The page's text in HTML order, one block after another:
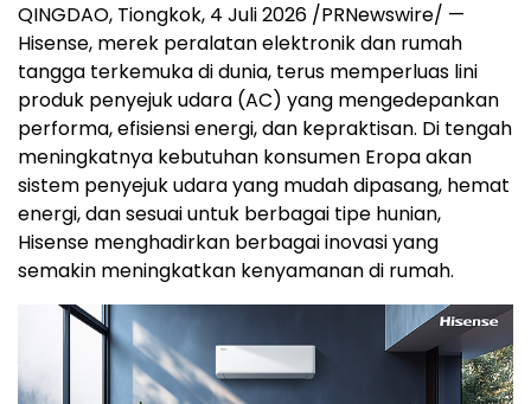
QINGDAO, Tiongkok, 4 Juli 2026 /PRNewswire/ —
Hisense, merek peralatan elektronik dan rumah
tangga terkemuka di dunia, terus memperluas lini
produk penyejuk udara (AC) yang mengedepankan
performa, efisiensi energi, dan kepraktisan. Di tengah
meningkatnya kebutuhan konsumen Eropa akan
sistem penyejuk udara yang mudah dipasang, hemat
energi, dan sesuai untuk berbagai tipe hunian,
Hisense menghadirkan berbagai inovasi yang
semakin meningkatkan kenyamanan di rumah.